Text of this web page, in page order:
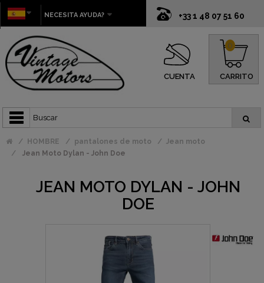
+33 1 48 07 51 60
NECESITA AYUDA?
CUENTA CARRITO
0
HOMBRE pantalones de moto
Jean moto
Jean Moto Dylan - John Doe
JEAN MOTO DYLAN - JOHN
DOE